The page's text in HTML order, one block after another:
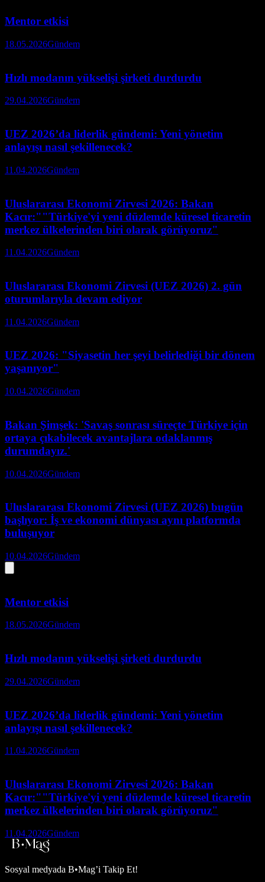
Mentor etkisi
18.05.2026Gündem
Hızlı modanın yükselişi şirketi durdurdu
29.04.2026Gündem
UEZ 2026’da liderlik gündemi: Yeni yönetim
anlayışı nasıl şekillenecek?
11.04.2026Gündem
Uluslararası Ekonomi Zirvesi 2026: Bakan
Kacır:""Türkiye'yi yeni düzlemde küresel ticaretin
merkez ülkelerinden biri olarak görüyoruz"
11.04.2026Gündem
Uluslararası Ekonomi Zirvesi (UEZ 2026) 2. gün
oturumlarıyla devam ediyor
11.04.2026Gündem
UEZ 2026: "Siyasetin her şeyi belirlediği bir dönem
yaşanıyor"
10.04.2026Gündem
Bakan Şimşek: 'Savaş sonrası süreçte Türkiye için
ortaya çıkabilecek avantajlara odaklanmış
durumdayız.'
10.04.2026Gündem
Uluslararası Ekonomi Zirvesi (UEZ 2026) bugün
başlıyor: İş ve ekonomi dünyası aynı platformda
buluşuyor
10.04.2026Gündem
Mentor etkisi
18.05.2026Gündem
Hızlı modanın yükselişi şirketi durdurdu
29.04.2026Gündem
UEZ 2026’da liderlik gündemi: Yeni yönetim
anlayışı nasıl şekillenecek?
11.04.2026Gündem
Uluslararası Ekonomi Zirvesi 2026: Bakan
Kacır:""Türkiye'yi yeni düzlemde küresel ticaretin
merkez ülkelerinden biri olarak görüyoruz"
11.04.2026Gündem
Sosyal medyada B•Mag’i Takip Et!